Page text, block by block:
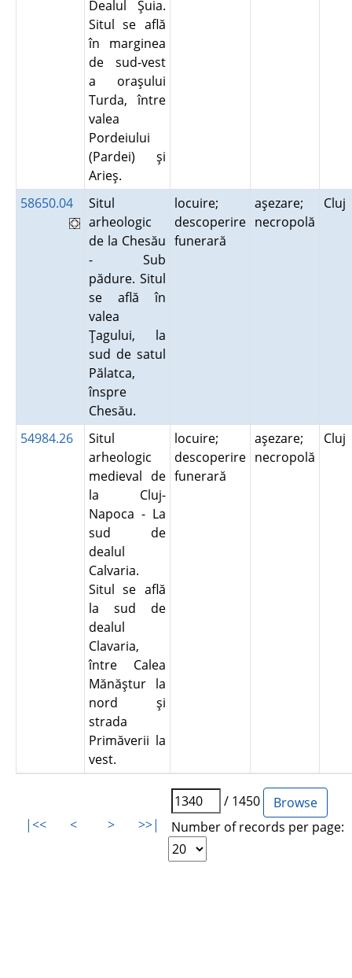
Dealul Şuia.
Situl se află
în marginea
de sud-vest
a oraşului
Turda, între
valea
Pordeiului
(Pardei) şi
Arieş.
58650.04
Situl
arheologic
de la Chesău
- Sub
pădure. Situl
se află în
valea
Ţagului, la
sud de satul
Pălatca,
înspre
Chesău.
locuire;
descoperire
funerară
aşezare;
necropolă
Cluj
54984.26
Situl
arheologic
medieval de
la Cluj-
Napoca - La
sud de
dealul
Calvaria.
Situl se află
la sud de
dealul
Clavaria,
între Calea
Mănăştur la
nord şi
strada
Primăverii la
vest.
locuire;
descoperire
funerară
aşezare;
necropolă
Cluj
|<< < > >>|
/ 1450
Number of records per page: